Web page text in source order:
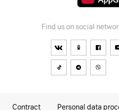
Find us on social
Contract Personal data